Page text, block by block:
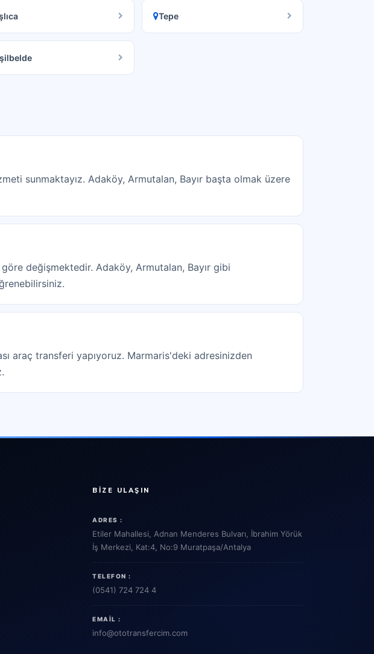
Tepe
sunmaktayız. Adaköy, Armutalan, Bayır başta olmak üzere
değişmektedir. Adaköy, Armutalan, Bayır gibi
araç transferi yapıyoruz. Marmaris'deki adresinizden
BIZE ULAŞIN
ADRES :
Etiler Mahallesi, Adnan Menderes Bulvarı, İbrahim Yörük
İş Merkezi, Kat:4, No:9 Muratpaşa/Antalya
TELEFON :
(0541) 724 724 4
EMAIL :
info@ototransfercim.com